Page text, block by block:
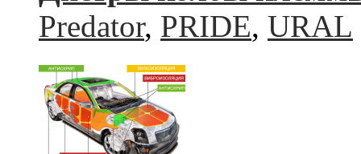
Predator, PRIDE, URAL